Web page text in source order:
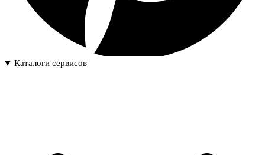
Каталоги сервисов